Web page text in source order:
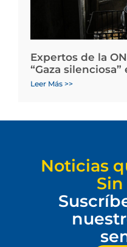
Expertos de la
“Gaza silenciosa”
Leer Más >>
Noticias